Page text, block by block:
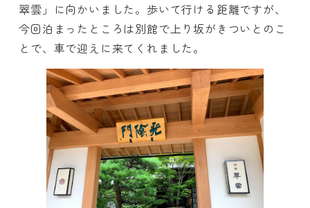
翠雲」に向かいました。歩いて行ける距離ですが、
今回泊まったところは別館で上り坂がきついとのこ
とで、車で迎えに来てくれました。